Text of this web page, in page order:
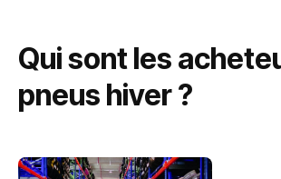
Qui sont les
pneus hiver ?